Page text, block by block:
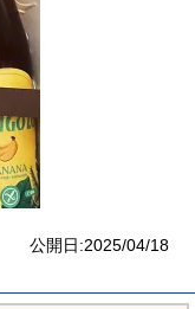
公開日:2025/04/18